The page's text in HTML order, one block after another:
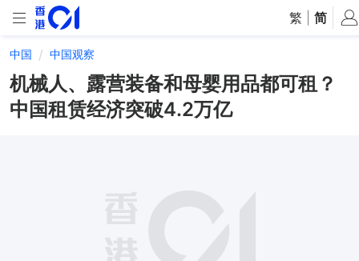
繁 简
中国 中国观察
机械人、露营装备和母婴用品都可租？
中国租赁经济突破4.2万亿